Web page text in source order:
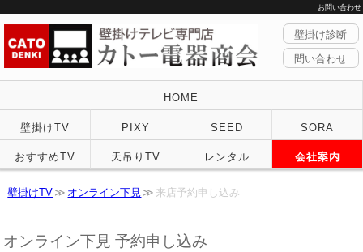
お問い合わせ
壁掛け診断
問い合わせ
HOME
壁掛けTV PIXY SEED SORA
おすすめTV 天吊りTV レンタル 会社案内
壁掛けTV オンライン下見 来店予約申し込み
オンライン下見 予約申し込み